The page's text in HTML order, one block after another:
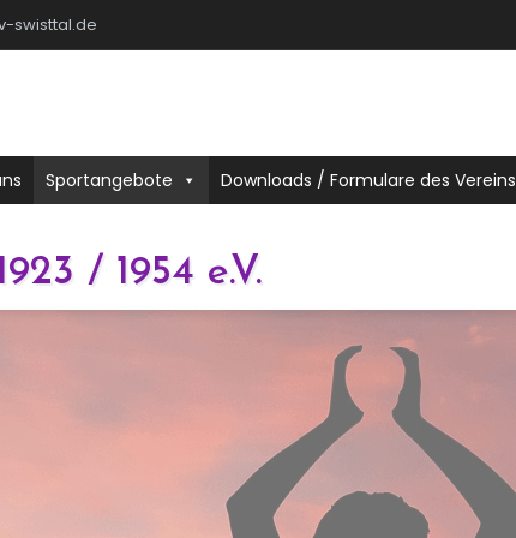
swisttal.de
/ 1954 e.V.
Sportangebote Downloads / Formulare des Vereins